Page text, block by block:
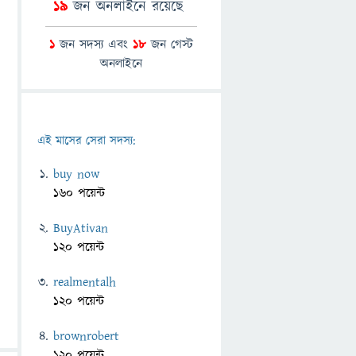
19জন অনলাইনে রয়েছে
1 জন সদস্য এবং 18 জন গেস্ট
অনলাইনে
এই মাসের সেরা সদস্য:
buy now
160 পয়েন্ট
BuyAtivan
120 পয়েন্ট
realmentalh
120 পয়েন্ট
brownrobert